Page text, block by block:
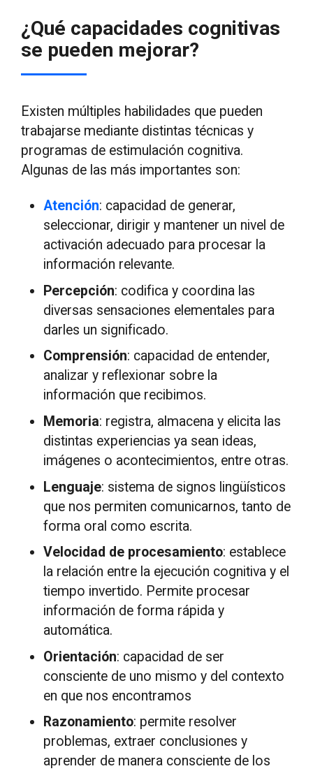
¿Qué capacidades cognitivas
se pueden mejorar?
Existen múltiples habilidades que pueden
trabajarse mediante distintas técnicas y
programas de estimulación cognitiva.
Algunas de las más importantes son:
Atención: capacidad de generar,
seleccionar, dirigir y mantener un nivel de
activación adecuado para procesar la
información relevante.
Percepción: codifica y coordina las
diversas sensaciones elementales para
darles un significado.
Comprensión: capacidad de entender,
analizar y reflexionar sobre la
información que recibimos.
Memoria: registra, almacena y elicita las
distintas experiencias ya sean ideas,
imágenes o acontecimientos, entre otras.
Lenguaje: sistema de signos lingüísticos
que nos permiten comunicarnos, tanto de
forma oral como escrita.
Velocidad de procesamiento: establece
la relación entre la ejecución cognitiva y el
tiempo invertido. Permite procesar
información de forma rápida y
automática.
Orientación: capacidad de ser
consciente de uno mismo y del contexto
en que nos encontramos
Razonamiento: permite resolver
problemas, extraer conclusiones y
aprender de manera consciente de los